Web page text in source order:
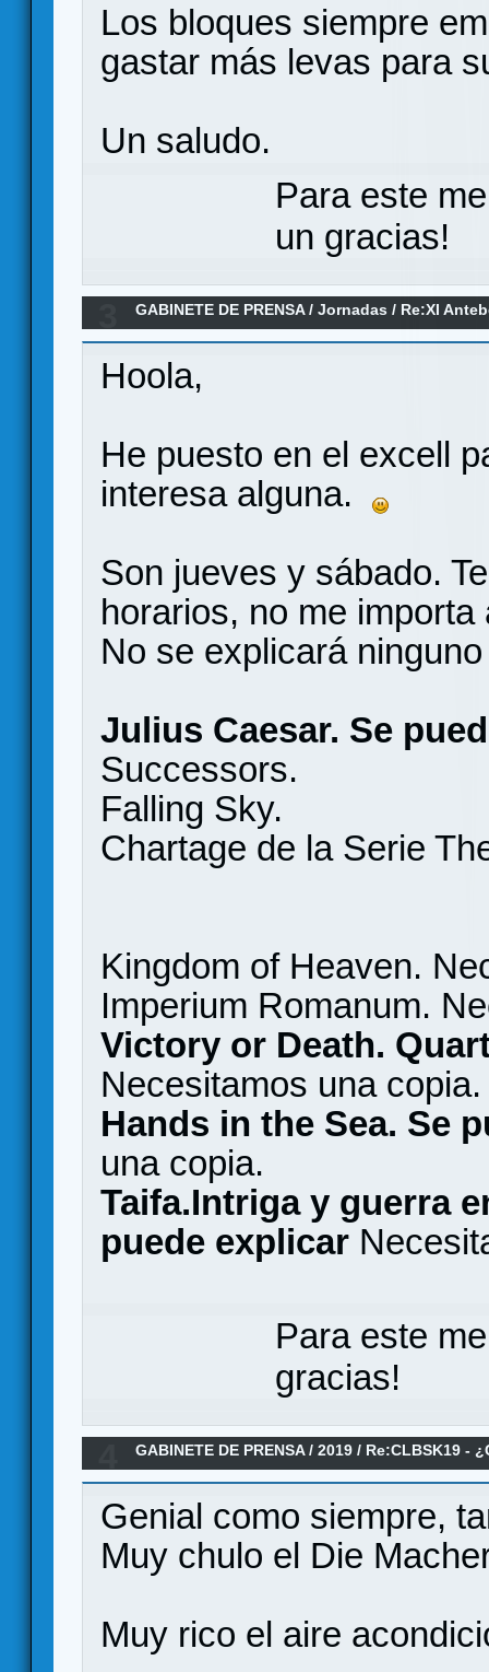
Los bloques siempre
gastar más levas para
Un saludo.
Para este
un gracias!
GABINETE DE PRENSA/Jornadas / Re:XI
Hoola,
He puesto en el excell
interesa alguna.
Son jueves y sábado.
horarios, no me
No se explicará
Julius Caesar. Se
Successors.
Falling Sky.
Chartage de la Serie
Kingdom of Heaven.
Imperium Romanum.
Victory or Death.
Necesitamos una copia.
Hands in the Sea. Se
una copia.
Taifa.Intriga y guerra
puede explicar
Para este
gracias!
GABINETE DE PRENSA/2019 / Re:CLBSK19 -
Genial como siempre,
Muy chulo el Die
Muy rico el aire